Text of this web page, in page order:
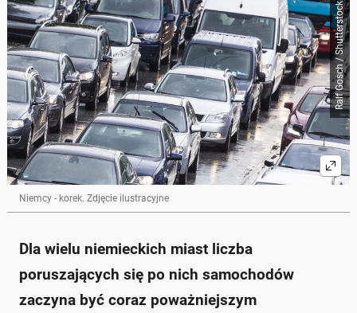
Ralf Gosch / Shutterstock
Niemcy - korek. Zdjęcie ilustracyjne
Dla wielu niemieckich miast liczba
poruszających się po nich samochodów
zaczyna być coraz poważniejszym